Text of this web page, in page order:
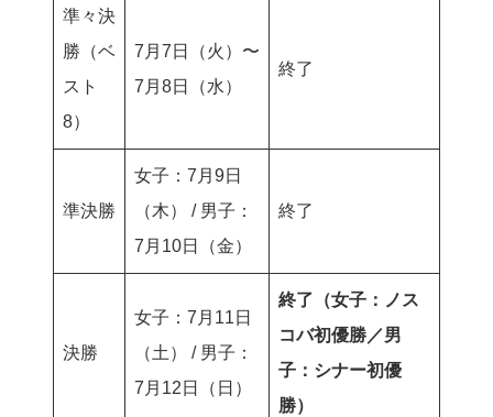
準々決
勝（ベ
スト
8）
7月7日（火）〜
7月8日（水）
終了
準決勝
女子：7月9日
（木） / 男子：
7月10日（金）
終了
決勝
女子：7月11日
（土） / 男子：
7月12日（日）
終了（女子：ノス
コバ初優勝／男
子：シナー初優
勝）